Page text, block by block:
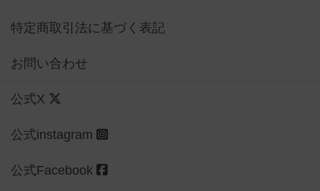
特定商取引法に基づく表記
お問い合わせ
公式X
公式instagram
公式Facebook